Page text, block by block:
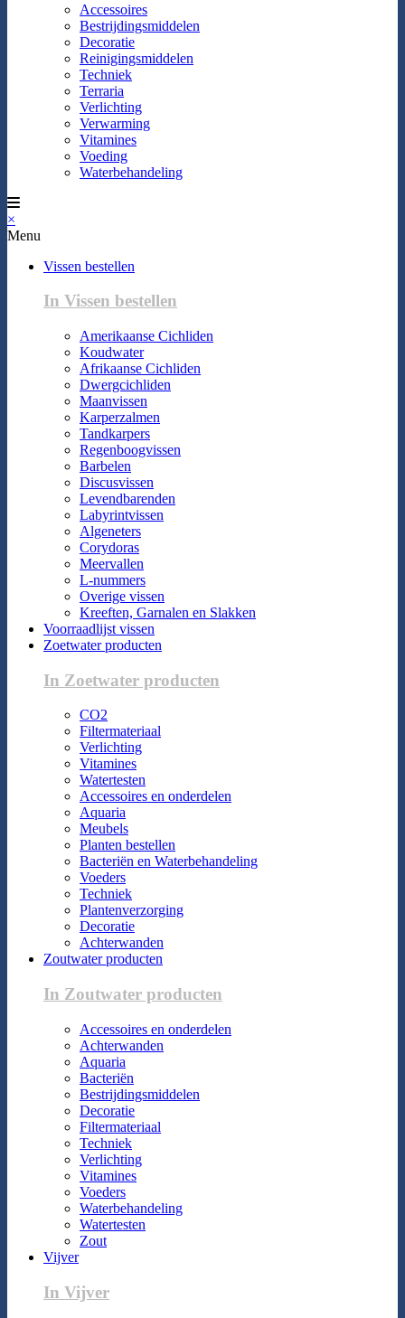
Accessoires
Bestrijdingsmiddelen
Decoratie
Reinigingsmiddelen
Techniek
Terraria
Verlichting
Verwarming
Vitamines
Voeding
Waterbehandeling
×
Menu
Vissen bestellen
In Vissen bestellen
Amerikaanse Cichliden
Koudwater
Afrikaanse Cichliden
Dwergcichliden
Maanvissen
Karperzalmen
Tandkarpers
Regenboogvissen
Barbelen
Discusvissen
Levendbarenden
Labyrintvissen
Algeneters
Corydoras
Meervallen
L-nummers
Overige vissen
Kreeften, Garnalen en Slakken
Voorraadlijst vissen
Zoetwater producten
In Zoetwater producten
CO2
Filtermateriaal
Verlichting
Vitamines
Watertesten
Accessoires en onderdelen
Aquaria
Meubels
Planten bestellen
Bacteriën en Waterbehandeling
Voeders
Techniek
Plantenverzorging
Decoratie
Achterwanden
Zoutwater producten
In Zoutwater producten
Accessoires en onderdelen
Achterwanden
Aquaria
Bacteriën
Bestrijdingsmiddelen
Decoratie
Filtermateriaal
Techniek
Verlichting
Vitamines
Voeders
Waterbehandeling
Watertesten
Zout
Vijver
In Vijver